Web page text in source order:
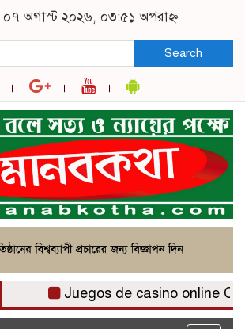
০৭ অগাস্ট ২০২৬, ০৩:৫১ অপরাহ্ন
Search
Juegos de casino online